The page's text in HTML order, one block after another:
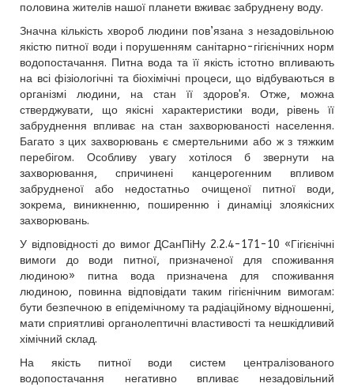
половина жителів нашої планети вживає забруднену воду.
Значна кількість хвороб людини пов’язана з незадовільною
якістю питної води і порушенням санітарно-гігієнічних норм
водопостачання. Питна вода та її якість істотно впливають
на всі фізіологічні та біохімічні процеси, що відбуваються в
організмі людини, на стан її здоров'я. Отже, можна
стверджувати, що якісні характеристики води, рівень її
забруднення впливає на стан захворюваності населення.
Багато з цих захворювань є смертельними або ж з тяжким
перебігом. Особливу увагу хотілося б звернути на
захворювання, спричинені канцерогенним впливом
забрудненої або недостатньо очищеної питної води,
зокрема, виникненню, поширенню і динаміці злоякісних
захворювань.
У відповідності до вимог ДСанПіНу 2.2.4-171-10 «Гігієнічні
вимоги до води питної, призначеної для споживання
людиною» питна вода призначена для споживання
людиною, повинна відповідати таким гігієнічним вимогам:
бути безпечною в епідемічному та радіаційному відношенні,
мати сприятливі органолептичні властивості та нешкідливий
хімічний склад.
На якість питної води систем централізованого
водопостачання негативно впливає незадовільний